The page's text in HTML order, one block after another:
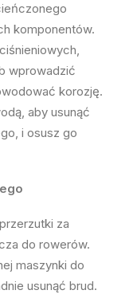
komponentów.
wprowadzić
korozję.
aby usunąć
i osusz go
za
do rowerów.
maszynki do
usunąć brud.